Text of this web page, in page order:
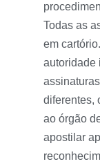
Todas as
em
autoridade
diferentes,
ao órgão
apostilar